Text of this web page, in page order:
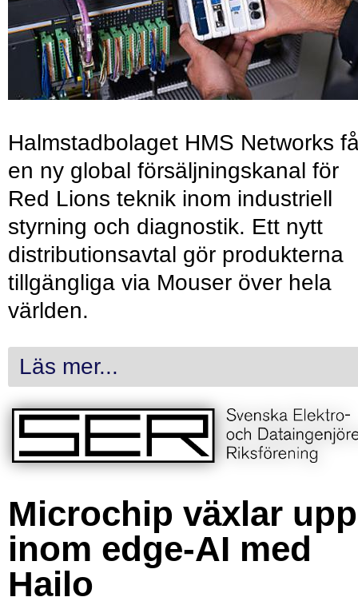
Halmstadbolaget HMS Networks
en ny global försäljningskanal för
Red Lions teknik inom industriell
styrning och diagnostik. Ett nytt
distributionsavtal gör produkterna
tillgängliga via Mouser över hela
världen.
Läs mer...
Microchip växlar upp
inom edge-AI med
Hailo